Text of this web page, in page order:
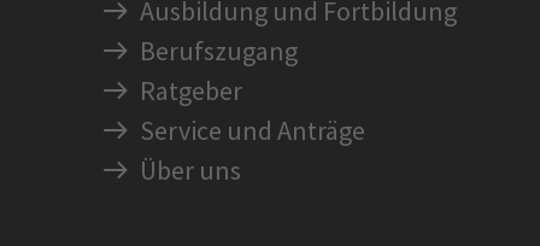
Ausbildung und Fortbildung
Berufszugang
Ratgeber
Service und Anträge
Über uns